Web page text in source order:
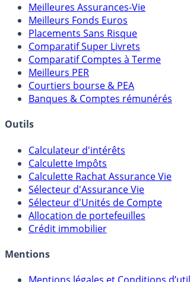
Meilleures Assurances-Vie
Meilleurs Fonds Euros
Placements Sans Risque
Comparatif Super Livrets
Comparatif Comptes à Terme
Meilleurs PER
Courtiers bourse & PEA
Banques & Comptes rémunérés
Outils
Calculateur d'intérêts
Calculette Impôts
Calculette Rachat Assurance Vie
Sélecteur d'Assurance Vie
Sélecteur d'Unités de Compte
Allocation de portefeuilles
Crédit immobilier
Mentions